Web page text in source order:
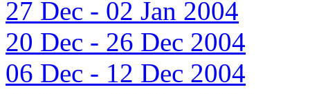
27 Dec - 02 Jan 2004
20 Dec - 26 Dec 2004
06 Dec - 12 Dec 2004